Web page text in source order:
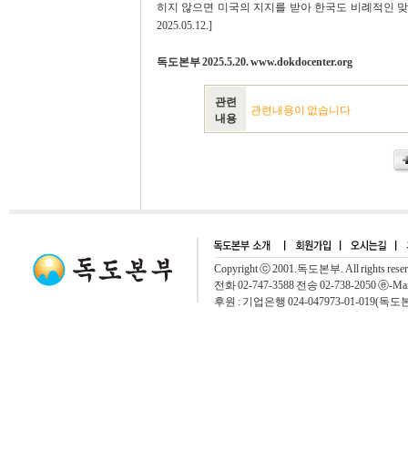
히지 않으면 미국의 지지를 받아 한국도 비례적인
2025.05.12.]
독도본부 2025.5.20. www.dokdocenter.org
관련
내용
관련내용이 없습니다
Copyright ⓒ 2001.독도본부. All rights
전화 02-747-3588 전송 02-738-2050 ⓔ-
후원 : 기업은행 024-047973-01-019(독도